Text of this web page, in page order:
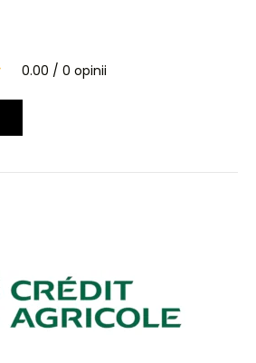
0.00 0 opinii